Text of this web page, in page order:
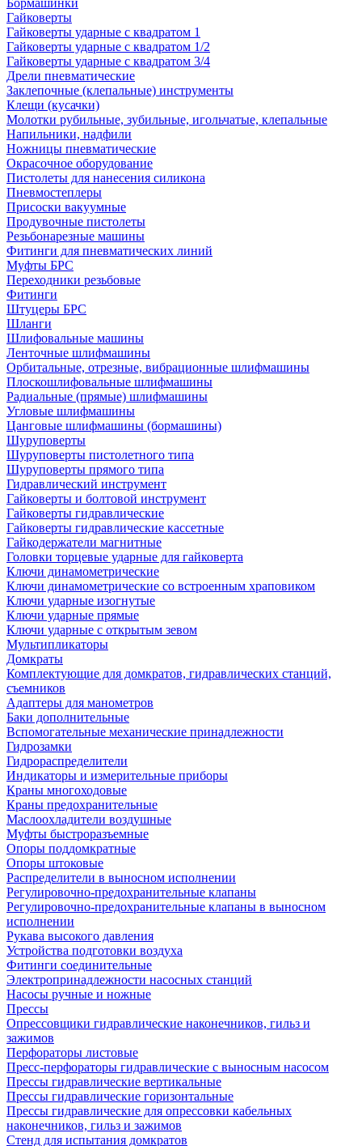
Бормашинки
Гайковерты
Гайковерты ударные с квадратом 1
Гайковерты ударные с квадратом 1/2
Гайковерты ударные с квадратом 3/4
Дрели пневматические
Заклепочные (клепальные) инструменты
Клещи (кусачки)
Молотки рубильные, зубильные, игольчатые, клепальные
Напильники, надфили
Ножницы пневматические
Окрасочное оборудование
Пистолеты для нанесения силикона
Пневмостеплеры
Присоски вакуумные
Продувочные пистолеты
Резьбонарезные машины
Фитинги для пневматических линий
Муфты БРС
Переходники резьбовые
Фитинги
Штуцеры БРС
Шланги
Шлифовальные машины
Ленточные шлифмашины
Орбитальные, отрезные, вибрационные шлифмашины
Плоскошлифовальные шлифмашины
Радиальные (прямые) шлифмашины
Угловые шлифмашины
Цанговые шлифмашины (бормашины)
Шуруповерты
Шуруповерты пистолетного типа
Шуруповерты прямого типа
Гидравлический инструмент
Гайковерты и болтовой инструмент
Гайковерты гидравлические
Гайковерты гидравлические кассетные
Гайкодержатели магнитные
Головки торцевые ударные для гайковерта
Ключи динамометрические
Ключи динамометрические со встроенным храповиком
Ключи ударные изогнутые
Ключи ударные прямые
Ключи ударные с открытым зевом
Мультипликаторы
Домкраты
Комплектующие для домкратов, гидравлических станций,
съемников
Адаптеры для манометров
Баки дополнительные
Вспомогательные механические принадлежности
Гидрозамки
Гидрораспределители
Индикаторы и измерительные приборы
Краны многоходовые
Краны предохранительные
Маслоохладители воздушные
Муфты быстроразъемные
Опоры поддомкратные
Опоры штоковые
Распределители в выносном исполнении
Регулировочно-предохранительные клапаны
Регулировочно-предохранительные клапаны в выносном
исполнении
Рукава высокого давления
Устройства подготовки воздуха
Фитинги соединительные
Электропринадлежности насосных станций
Насосы ручные и ножные
Прессы
Опрессовщики гидравлические наконечников, гильз и
зажимов
Перфораторы листовые
Пресс-перфораторы гидравлические с выносным насосом
Прессы гидравлические вертикальные
Прессы гидравлические горизонтальные
Прессы гидравлические для опрессовки кабельных
наконечников, гильз и зажимов
Стенд для испытания домкратов